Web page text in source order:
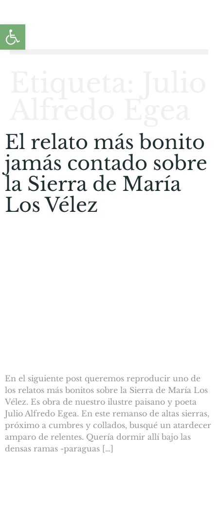
El relato más bonito
jamás contado sobre
la Sierra de María
Los Vélez
En el siguiente post queremos reproducir uno de
los relatos más bonitos sobre la Sierra de María Los
Vélez. Es obra de nuestro ilustre paisano y poeta
Julio Alfredo Egea. En este remanso de altas sierras,
próximo a cumbres y collados, busqué un atardecer
amparo de relentes. Quería dormir allí bajo las
densas ramas -paraguas […]
Abrir barra de herramientas